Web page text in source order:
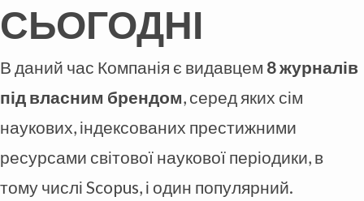
СЬОГОДНІ
В даний час Компанія є видавцем 8 журналів
під власним брендом, серед яких сім
наукових, індексованих престижними
ресурсами світової наукової періодики, в
тому числі Scopus, і один популярний.